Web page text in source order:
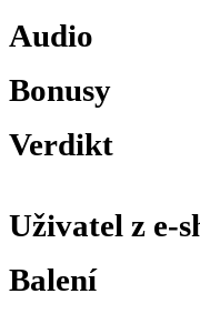
Audio
Bonusy
Verdikt
Uživatel z e-
Balení